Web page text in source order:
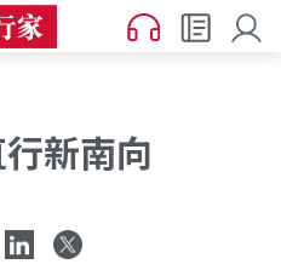
新南向